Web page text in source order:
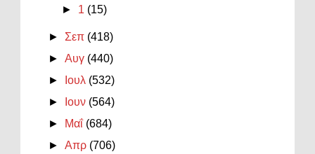
► 1 (15)
►Σεπ (418)
►Αυγ (440)
►
Ιουλ (532)
►
Ιουν (564)
►
Μαΐ (684)
►Απρ (706)